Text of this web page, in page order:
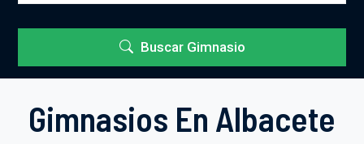
Buscar Gimnasio
Gimnasios En Albacete